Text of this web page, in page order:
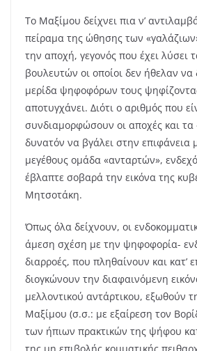
Το Μαξίμου δείχνει πια ν’
πείραμα της ώθησης των
την αποχή, γεγονός που έχει λύσει
βουλευτών οι οποίοι δεν ήθελαν
μερίδα ψηφοφόρων τους
αποτυγχάνει. Διότι ο αριθμός που
συνδιαμορφώσουν οι αποχές και τα
δυνατόν να βγάλει στην επιφάνεια
μεγέθους ομάδα «ανταρτών»,
έβλαπτε σοβαρά την εικόνα της
Μητσοτάκη.
Όπως όλα δείχνουν, οι
άμεση σχέση με την ψηφοφορία-
διαρροές, που πληθαίνουν και κατ’
διογκώνουν την διαφαινόμενη
μελλοντικού αντάρτικου, εξωθούν
Μαξίμου (σ.σ.: με εξαίρεση τον
των ήπιων πρακτικών της ψήφου